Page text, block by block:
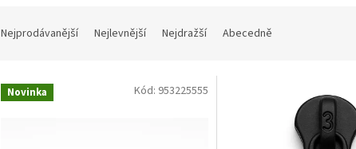
Nejprodávanější Nejlevnější Nejdražší Abecedně
Novinka Kód: 953225555